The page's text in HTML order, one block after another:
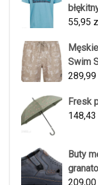
55,95
Swim
289,99
Fresk
148,43
Buty
209,00